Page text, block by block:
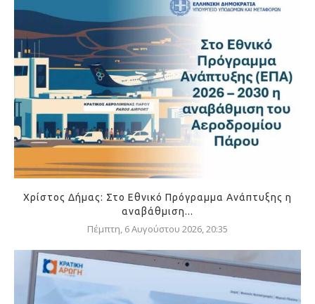
Χρίστος Δήμας: Στο Εθνικό Πρόγραμμα Ανάπτυξης η
αναβάθμιση...
Πέμπτη, 6 Αυγούστου 2026, 20:35